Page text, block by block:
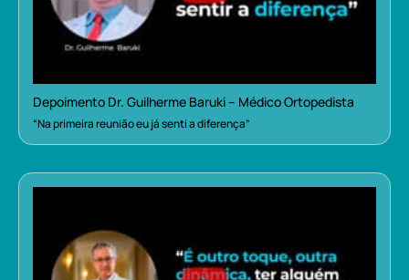
Depoimento Dr. Guilherme Baruki – Médico Ortopedista
“Na primeira reunião eu já senti a diferença”